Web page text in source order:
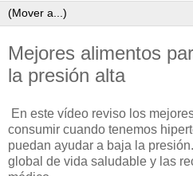
Mejores alimentos
la presión alta
En este vídeo reviso los
consumir cuando tenemos
puedan ayudar a baja la
global de vida saludable y las